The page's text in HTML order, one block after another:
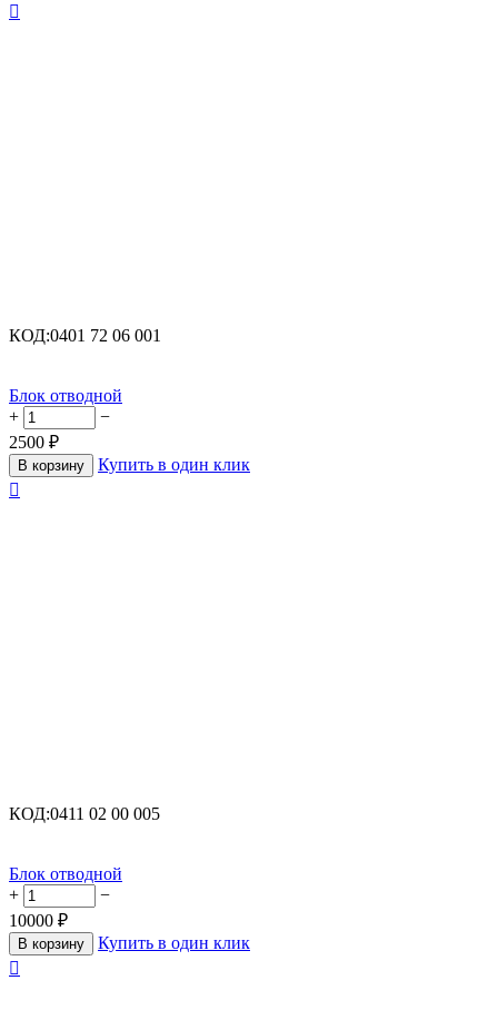

КОД:0401 72 06 001
Блок отводной
+
−
2500 ₽
В корзину
Купить в один клик

КОД:0411 02 00 005
Блок отводной
+
−
10000 ₽
В корзину
Купить в один клик
